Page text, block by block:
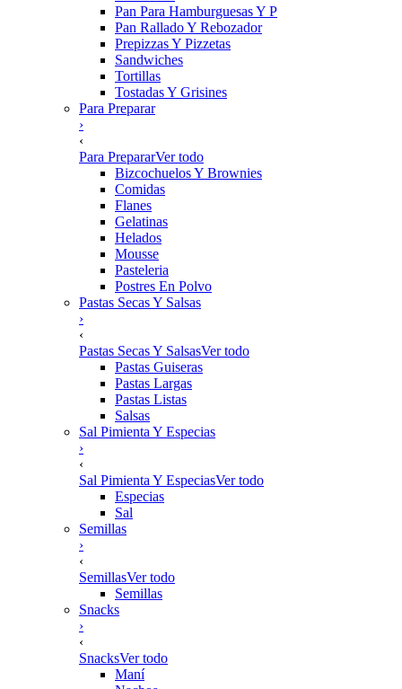
Pan Para Hamburguesas Y P
Pan Rallado Y Rebozador
Prepizzas Y Pizzetas
Sandwiches
Tortillas
Tostadas Y Grisines
Para Preparar
›
‹
Para PrepararVer todo
Bizcochuelos Y Brownies
Comidas
Flanes
Gelatinas
Helados
Mousse
Pasteleria
Postres En Polvo
Pastas Secas Y Salsas
›
‹
Pastas Secas Y SalsasVer todo
Pastas Guiseras
Pastas Largas
Pastas Listas
Salsas
Sal Pimienta Y Especias
›
‹
Sal Pimienta Y EspeciasVer todo
Especias
Sal
Semillas
›
‹
SemillasVer todo
Semillas
Snacks
›
‹
SnacksVer todo
Maní